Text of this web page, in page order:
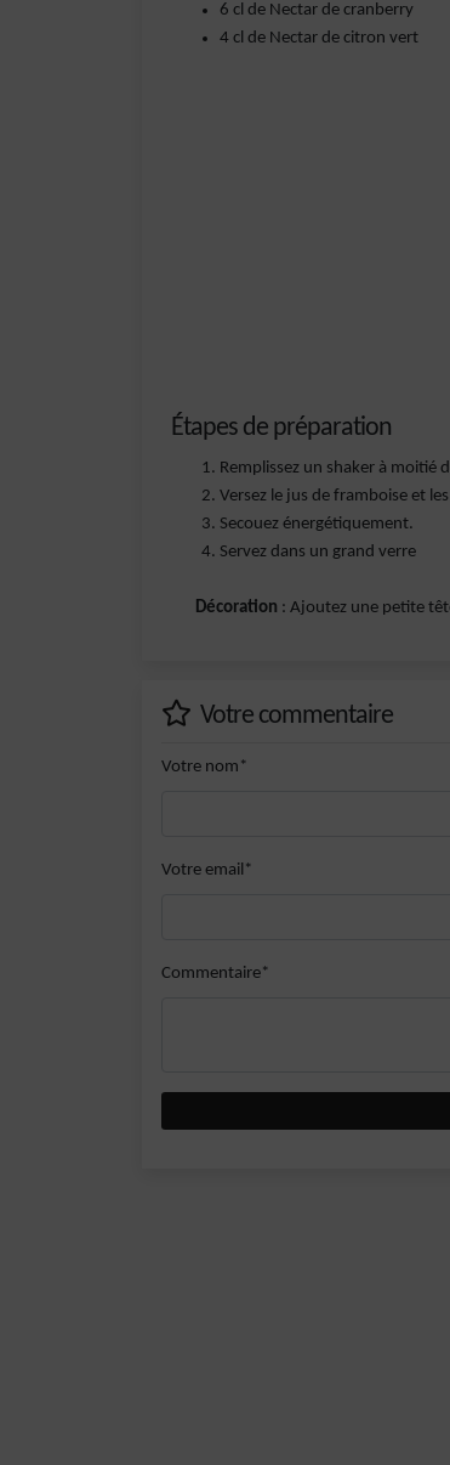
6 cl de Nectar de cranberry
4 cl de Nectar de citron vert
Étapes de préparation
Remplissez un shaker à moitié
Versez le jus de framboise et
Secouez énergétiquement.
Servez dans un grand verre
Décoration : Ajoutez une petite
Votre commentaire
Votre nom*
Votre email*
Commentaire*